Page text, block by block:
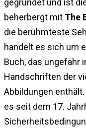
beherbergt mit The
die berühmteste
handelt es sich um
Buch, das ungefähr
Handschriften der
Abbildungen
es seit dem 17.